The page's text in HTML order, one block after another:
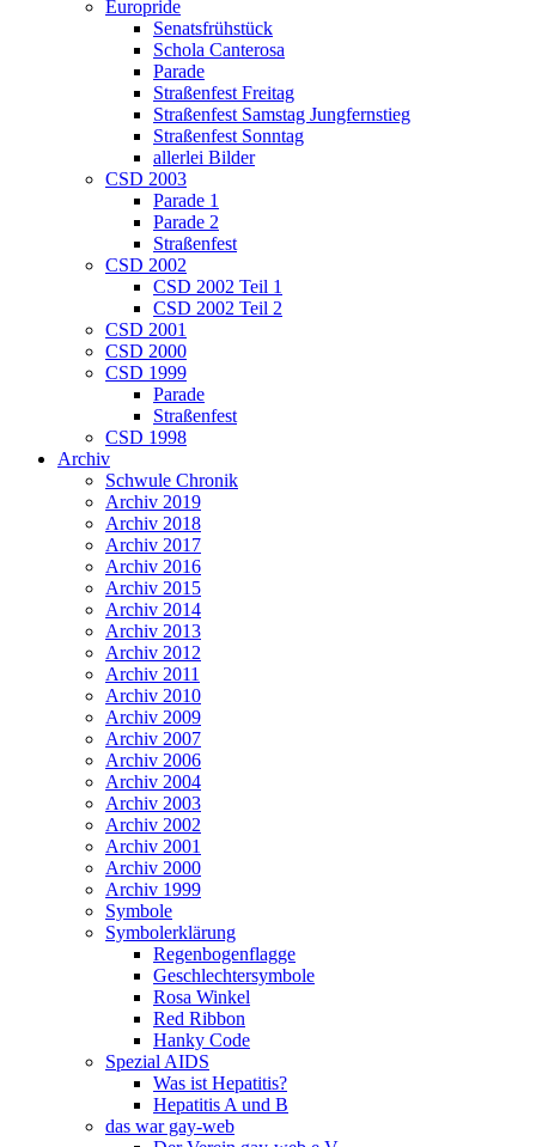
Europride
Senatsfrühstück
Schola Canterosa
Parade
Straßenfest Freitag
Straßenfest Samstag Jungfernstieg
Straßenfest Sonntag
allerlei Bilder
CSD 2003
Parade 1
Parade 2
Straßenfest
CSD 2002
CSD 2002 Teil 1
CSD 2002 Teil 2
CSD 2001
CSD 2000
CSD 1999
Parade
Straßenfest
CSD 1998
Archiv
Schwule Chronik
Archiv 2019
Archiv 2018
Archiv 2017
Archiv 2016
Archiv 2015
Archiv 2014
Archiv 2013
Archiv 2012
Archiv 2011
Archiv 2010
Archiv 2009
Archiv 2007
Archiv 2006
Archiv 2004
Archiv 2003
Archiv 2002
Archiv 2001
Archiv 2000
Archiv 1999
Symbole
Symbolerklärung
Regenbogenflagge
Geschlechtersymbole
Rosa Winkel
Red Ribbon
Hanky Code
Spezial AIDS
Was ist Hepatitis?
Hepatitis A und B
das war gay-web